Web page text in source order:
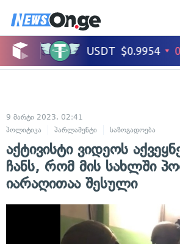
9 მარტი 2023, 02:41
პოლიტიკა
პარლამენტი საზოგადოება
აქტივისტი ვიდეოს
ჩანს, რომ მის სახლში
იარაღითაა შესული